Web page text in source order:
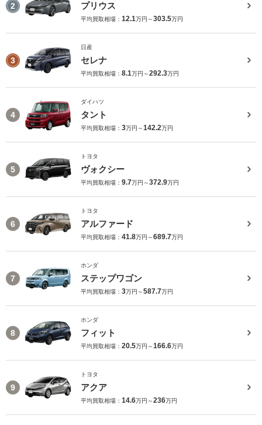
2 プリウス
平均買取相場： 12.1万円～303.5万円
3
日産
セレナ
平均買取相場： 8.1万円～292.3万円
4
ダイハツ
タント
平均買取相場： 3万円～142.2万円
5
トヨタ
ヴォクシー
平均買取相場： 9.7万円～372.9万円
6
トヨタ
アルファード
平均買取相場： 41.8万円～689.7万円
7
ホンダ
ステップワゴン
平均買取相場： 3万円～587.7万円
8
ホンダ
フィット
平均買取相場： 20.5万円～166.6万円
9
トヨタ
アクア
平均買取相場： 14.6万円～236万円